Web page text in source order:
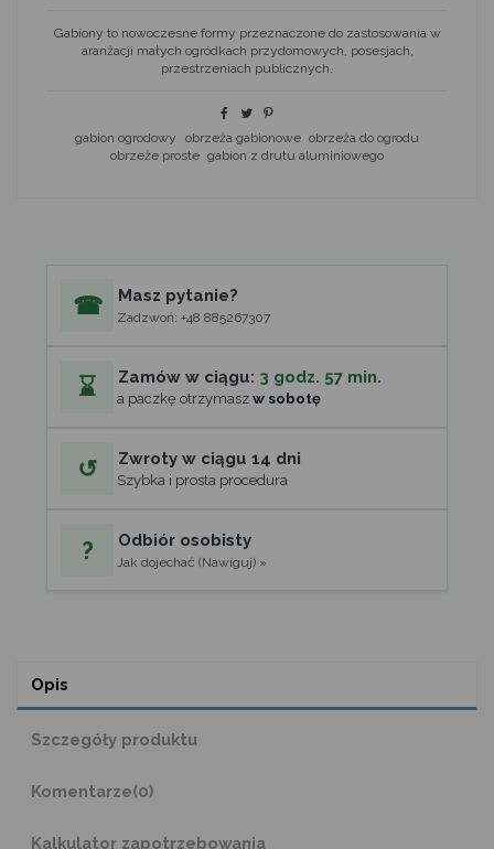
Gabiony to nowoczesne formy przeznaczone do zastosowania w
aranżacji małych ogródkach przydomowych, posesjach,
przestrzeniach publicznych.
gabion ogrodowy obrzeża gabionowe obrzeża do ogrodu
obrzeże proste gabion z drutu aluminiowego
☎ Masz pytanie?
Zadzwoń: +48 885267307
⌛ Zamów w ciągu: 3 godz. 57 min.
a paczkę otrzymasz w sobotę
↺ Zwroty w ciągu 14 dni
Szybka i prosta procedura
? Odbiór osobisty
Jak dojechać (Nawiguj) »
Opis
Szczegóły produktu
Komentarze(0)
Kalkulator zapotrzebowania